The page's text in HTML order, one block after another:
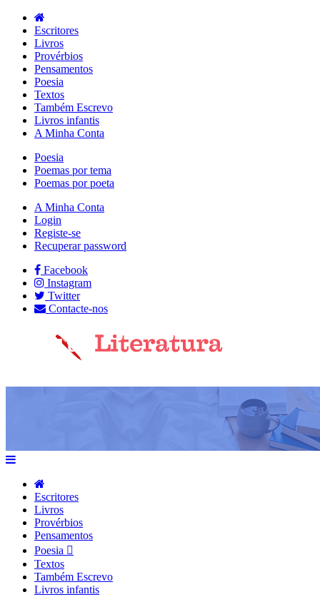
Escritores
Livros
Provérbios
Pensamentos
Poesia
Textos
Também Escrevo
Livros infantis
A Minha Conta
Poesia
Poemas por tema
Poemas por poeta
A Minha Conta
Login
Registe-se
Recuperar password
Facebook
Instagram
Twitter
Contacte-nos
Escritores
Livros
Provérbios
Pensamentos
Poesia
Textos
Também Escrevo
Livros infantis